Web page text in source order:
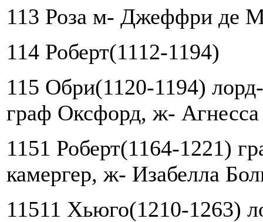
113 Роза м- Джеффри де
114 Роберт(1112-1194)
115 Обри(1120-1194)
граф Оксфорд, ж-
1151 Роберт(1164-1221)
камергер, ж- Изабелла
11511 Хьюго(1210-1263)